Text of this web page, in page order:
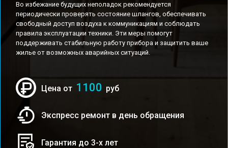
Во избежание будущих неполадок рекомендуется
периодически проверять состояние шлангов, обеспечивать
свободный доступ воздуха к коммуникациям и соблюдать
правила эксплуатации техники. Эти меры помогут
поддерживать стабильную работу прибора и защитить ваше
жилье от возможных аварийных ситуаций.
Цена от 1100 руб
Экспресс ремонт в день обращения
Гарантия до 3-х лет